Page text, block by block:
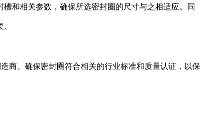
和相关参数，确保所选密封圈的尺寸与之相适应。同
商。确保密封圈符合相关的行业标准和质量认证，以保